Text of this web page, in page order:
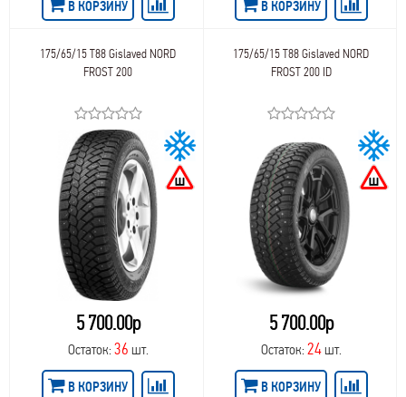
В КОРЗИНУ В КОРЗИНУ
175/65/15 T88 Gislaved NORD
FROST 200
5 700.00р
Остаток: 36 шт.
В КОРЗИНУ
175/65/15 T88 Gislaved NORD
FROST 200 ID
5 700.00р
Остаток:24шт.
В КОРЗИНУ